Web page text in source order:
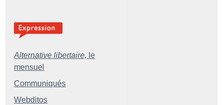
Alternative libertaire, le
mensuel
Communiqués
Webditos